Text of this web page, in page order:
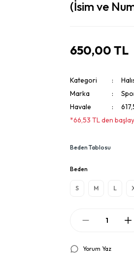
(İsim ve
650,00 TL
Kategori
Marka
Havale
*66,53 TL den
Beden Tablosu
Beden
S M L
Yorum Yaz